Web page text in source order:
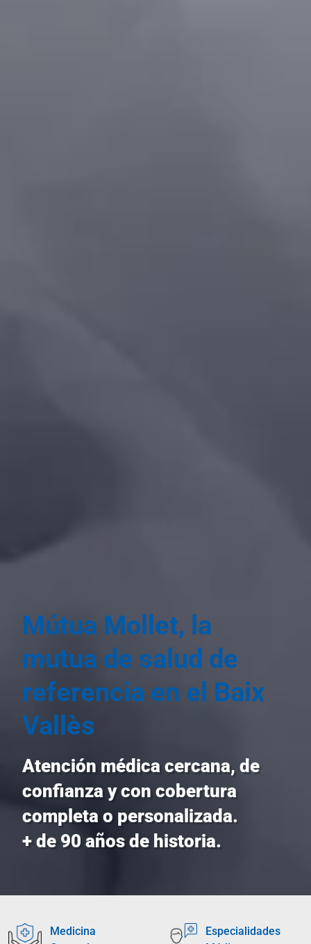
Mútua Mollet, la
mutua de salud de
referencia en el Baix
Vallès
Atención médica cercana, de
confianza y con cobertura
completa o personalizada.
+ de 90 años de historia.
Medicina
Especialidades